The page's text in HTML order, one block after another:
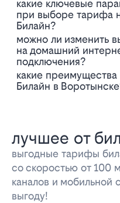
Какие ключевые параметры стоит учитывать
при выборе тарифа
Билайн?
Можно ли изменить выбранный тариф
на домашний
подключения?
Какие преимущества подключить интернет у
Билайн в
лучшее от
выгодные тарифы
со скоростью от 100
каналов и
выгоду!